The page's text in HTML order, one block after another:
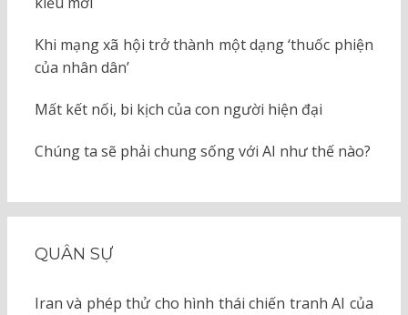
Khi mạng xã hội trở thành một dạng ‘thuốc phiện
của nhân dân’
Mất kết nối, bi kịch của con người hiện đại
Chúng ta sẽ phải chung sống với AI như thế nào?
QUÂN SỰ
Iran và phép thử cho hình thái chiến tranh AI của